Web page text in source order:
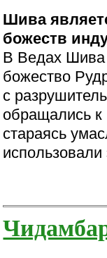
Шива
божеств
В Ведах Шива
божество
с
обращались к
стараясь